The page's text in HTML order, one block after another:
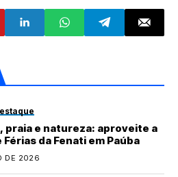
praia e natureza: aproveite a
Férias da Fenati em Paúba
DE 2026